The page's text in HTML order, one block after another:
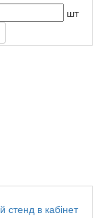
шт
стенд в кабінет